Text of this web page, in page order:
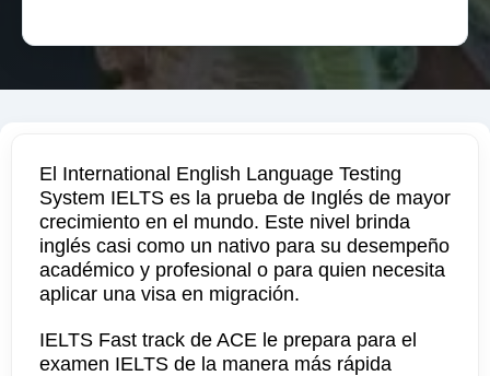
El International English Language Testing
System IELTS es la prueba de Inglés de mayor
crecimiento en el mundo. Este nivel brinda
inglés casi como un nativo para su desempeño
académico y profesional o para quien necesita
aplicar una visa en migración.
IELTS Fast track de ACE le prepara para el
examen IELTS de la manera más rápida